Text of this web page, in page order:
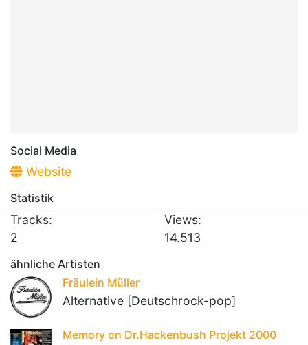
Social Media
Website
Statistik
Tracks:
2
Views:
14.513
ähnliche Artisten
Fräulein Müller
Alternative [Deutschrock-pop]
Memory on Dr.Hackenbush Projekt 2000